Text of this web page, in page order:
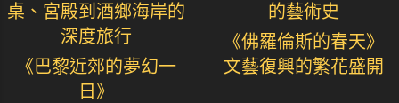
桌、宮殿到酒鄉海岸的
深度旅行
《巴黎近郊的夢幻一
日》
的藝術史
《佛羅倫斯的春天》
文藝復興的繁花盛開